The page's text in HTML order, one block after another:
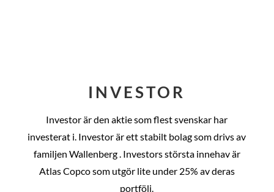
INVESTOR
Investor är den aktie som flest svenskar har
investerat i. Investor är ett stabilt bolag som drivs av
familjen Wallenberg . Investors största innehav är
Atlas Copco som utgör lite under 25% av deras
portfölj.